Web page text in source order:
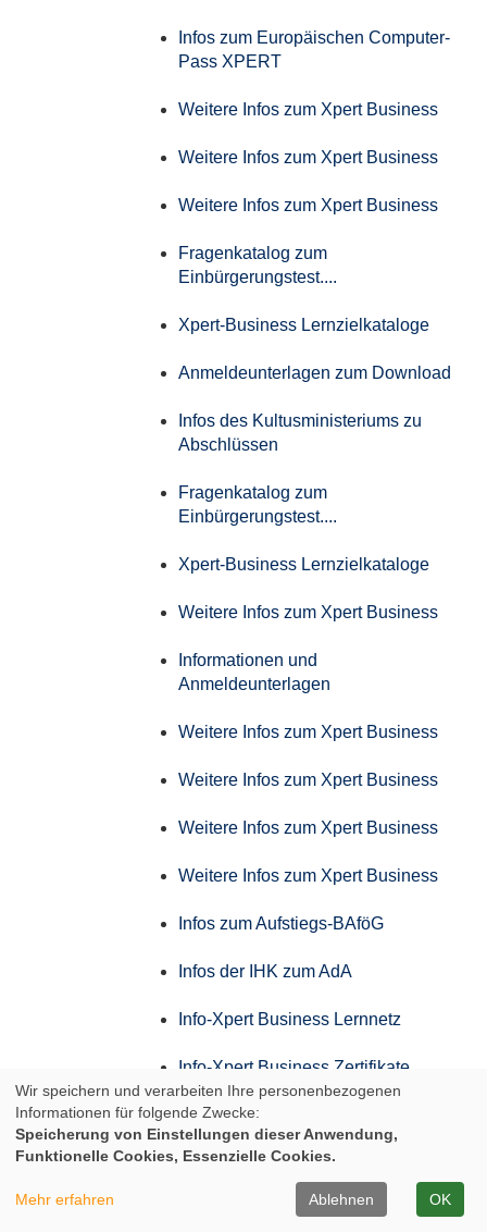
Infos zum Europäischen Computer-
Pass XPERT
Weitere Infos zum Xpert Business
Weitere Infos zum Xpert Business
Weitere Infos zum Xpert Business
Fragenkatalog zum
Einbürgerungstest....
Xpert-Business Lernzielkataloge
Anmeldeunterlagen zum Download
Infos des Kultusministeriums zu
Abschlüssen
Fragenkatalog zum
Einbürgerungstest....
Xpert-Business Lernzielkataloge
Weitere Infos zum Xpert Business
Informationen und
Anmeldeunterlagen
Weitere Infos zum Xpert Business
Weitere Infos zum Xpert Business
Weitere Infos zum Xpert Business
Weitere Infos zum Xpert Business
Infos zum Aufstiegs-BAföG
Infos der IHK zum AdA
Info-Xpert Business Lernnetz
Info-Xpert Business Zertifikate
Weitere Infos zum Xpert Business
Weitere Infos zum Xpert Business
Weitere Infos zum Xpert Business
Wir speichern und verarbeiten Ihre personenbezogenen
Informationen für folgende Zwecke:
Speicherung von Einstellungen dieser Anwendung,
Funktionelle Cookies, Essenzielle Cookies.
Mehr erfahren Ablehnen OK